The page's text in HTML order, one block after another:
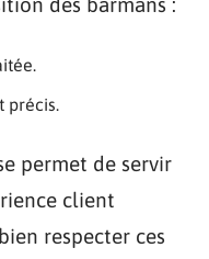
précis.
permet de servir
client
respecter ces